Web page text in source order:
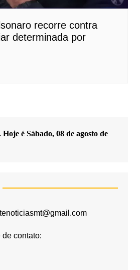
recorre contra
determinada por
Hoje é Sábado, 08 de agosto de
contato: